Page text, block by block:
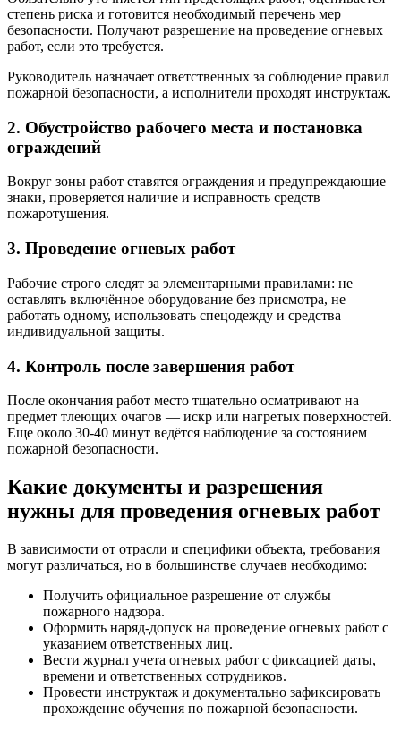
степень риска и готовится необходимый перечень мер
безопасности. Получают разрешение на проведение огневых
работ, если это требуется.
Руководитель назначает ответственных за соблюдение правил
пожарной безопасности, а исполнители проходят инструктаж.
2. Обустройство рабочего места и постановка
ограждений
Вокруг зоны работ ставятся ограждения и предупреждающие
знаки, проверяется наличие и исправность средств
пожаротушения.
3. Проведение огневых работ
Рабочие строго следят за элементарными правилами: не
оставлять включённое оборудование без присмотра, не
работать одному, использовать спецодежду и средства
индивидуальной защиты.
4. Контроль после завершения работ
После окончания работ место тщательно осматривают на
предмет тлеющих очагов — искр или нагретых поверхностей.
Еще около 30-40 минут ведётся наблюдение за состоянием
пожарной безопасности.
Какие документы и разрешения
нужны для проведения огневых работ
В зависимости от отрасли и специфики объекта, требования
могут различаться, но в большинстве случаев необходимо:
Получить официальное разрешение от службы
пожарного надзора.
Оформить наряд-допуск на проведение огневых работ с
указанием ответственных лиц.
Вести журнал учета огневых работ с фиксацией даты,
времени и ответственных сотрудников.
Провести инструктаж и документально зафиксировать
прохождение обучения по пожарной безопасности.